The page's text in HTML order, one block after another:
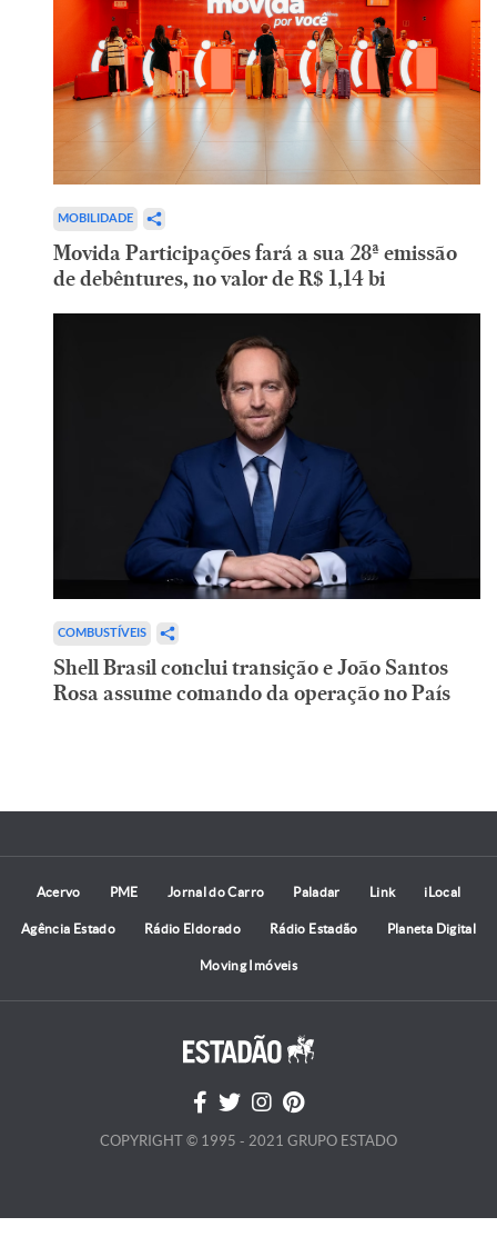
MOBILIDADE
Movida Participações fará a sua 28ª emissão
de debêntures, no valor de R$ 1,14 bi
COMBUSTÍVEIS
Shell Brasil conclui transição e João Santos
Rosa assume comando da operação no País
Acervo PME Jornal do Carro Paladar Link iLocal
Agência Estado Rádio Eldorado Rádio Estadão Planeta Digital
Moving Imóveis
COPYRIGHT © 1995 - 2021 GRUPO ESTADO